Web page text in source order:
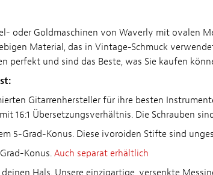
oder Goldmaschinen von Waverly mit ovalen
Material, das in Vintage-Schmuck
perfekt und sind das Beste, was Sie kaufen
Gitarrenhersteller für ihre besten
16:1 Übersetzungsverhältnis. Die Schrauben
5-Grad-Konus. Diese ivoroiden Stifte sind
Konus. Auch separat erhältlich